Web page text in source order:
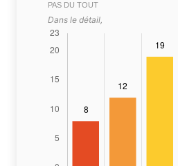
PAS DU TOUT
Dans le détail,